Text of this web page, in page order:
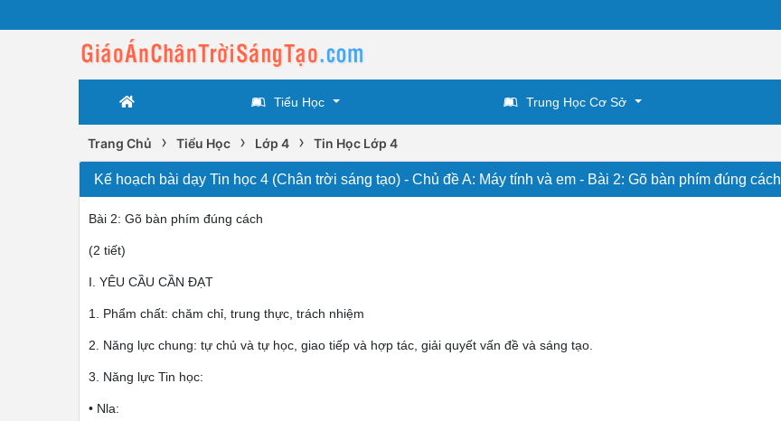
Tiểu Học Trung Học Cơ Sở
Trang Chủ › Tiểu Học › Lớp 4 › Tin Học Lớp 4
Kế hoạch bài dạy Tin học 4 (Chân trời sáng tạo) - Chủ đề A: Máy tính và em - Bài 2: Gõ bàn phím đúng cách
Bài 2: Gõ bàn phím đúng cách
(2 tiết)
I. YÊU CẦU CẦN ĐẠT
1. Phẩm chất: chăm chỉ, trung thực, trách nhiệm
2. Năng lực chung: tự chủ và tự học, giao tiếp và hợp tác, giải quyết vấn đề và sáng tạo.
3. Năng lực Tin học:
• Nla: